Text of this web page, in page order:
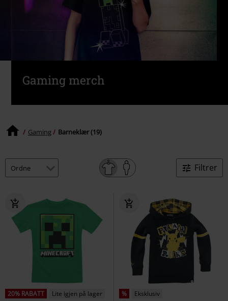
Gaming merch
Gaming Barneklær (19)
Filtrer
20% RABATT
Lite igjen på lager
% Eksklusiv